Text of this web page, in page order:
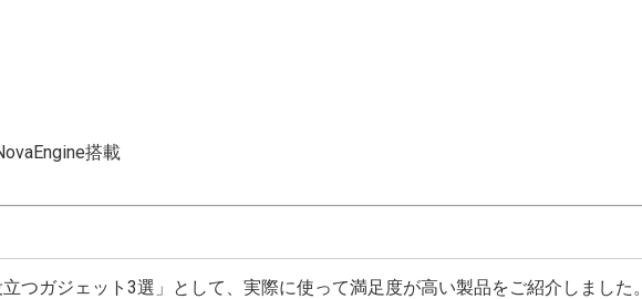
搭載
つガジェット3選」として、実際に使って満足度が高い製品をご紹介しました。